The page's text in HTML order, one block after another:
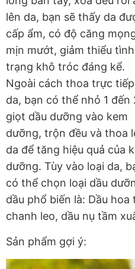
lên da, bạn sẽ thấy da
cấp ẩm, có độ căng
mịn mướt, giảm thiểu tình
trạng khô tróc đáng kể.
Ngoài cách thoa trực
da, bạn có thể nhỏ 1 đến
giọt dầu dưỡng vào kem
dưỡng, trộn đều và thoa
da để tăng hiệu quả của
dưỡng. Tùy vào loại da,
có thể chọn loại dầu
dầu phổ biến là: Dầu
chanh leo, dầu nụ tầm
Sản phẩm gợi ý: